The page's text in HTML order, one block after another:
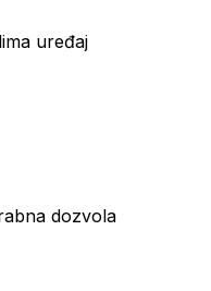
uređaj
dozvola